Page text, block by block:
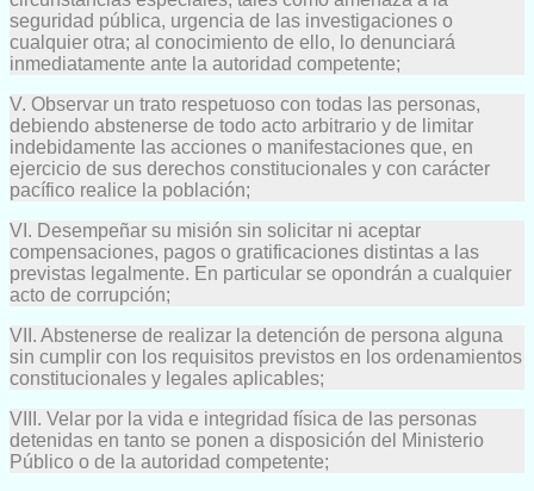
seguridad pública, urgencia de las investigaciones o
cualquier otra; al conocimiento de ello, lo denunciará
inmediatamente ante la autoridad competente;
V. Observar un trato respetuoso con todas las personas,
debiendo abstenerse de todo acto arbitrario y de limitar
indebidamente las acciones o manifestaciones que, en
ejercicio de sus derechos constitucionales y con carácter
pacífico realice la población;
VI. Desempeñar su misión sin solicitar ni aceptar
compensaciones, pagos o gratificaciones distintas a las
previstas legalmente. En particular se opondrán a cualquier
acto de corrupción;
VII. Abstenerse de realizar la detención de persona alguna
sin cumplir con los requisitos previstos en los ordenamientos
constitucionales y legales aplicables;
VIII. Velar por la vida e integridad física de las personas
detenidas en tanto se ponen a disposición del Ministerio
Público o de la autoridad competente;